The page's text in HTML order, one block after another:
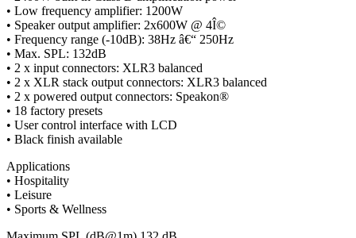
• Low frequency amplifier: 1200W
• Speaker output amplifier: 2x600W @ 4Î©
• Frequency range (-10dB): 38Hz â€“ 250Hz
• Max. SPL: 132dB
• 2 x input connectors: XLR3 balanced
• 2 x XLR stack output connectors: XLR3 balanced
• 2 x powered output connectors: Speakon®
• 18 factory presets
• User control interface with LCD
• Black finish available
Applications
• Hospitality
• Leisure
• Sports & Wellness